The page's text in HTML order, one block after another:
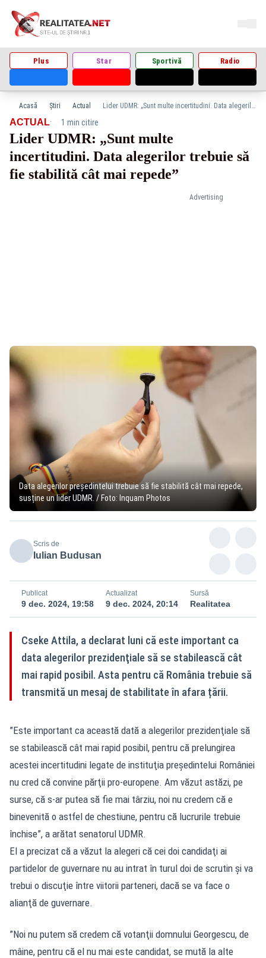
Plus Star Sportivă Radio
Acasă Știri Actual Lider UDMR: „Sunt multe incertitudini. Data alegerilor trebuie să fie stabilită cât mai repede”
Advertising
ACTUAL· 1 min citire
Lider UDMR: „Sunt multe
incertitudini. Data alegerilor trebuie să
fie stabilită cât mai repede”
Data alegerilor președintelui trebuie să fie stabilită cât mai repede,
susține un lider UDMR. / Foto: Inquam Photos
Scris de
Iulian Budusan
Publicat
9 dec. 2024, 19:58
Actualizat
9 dec. 2024, 20:14
Sursă
Realitatea
Cseke Attila, a declarat luni că este important ca
data alegerilor prezidenţiale să se stabilească cât
mai rapid posibil. Asta pentru că România trebuie să
transmită un mesaj de stabilitate în afara țării.
”Este important ca această dată a alegerilor prezidenţiale să
se stabilească cât mai rapid posibil, pentru că prelungirea
acestei incertitudini legate de instituţia preşedintelui României
nu cred că convine părţii pro-europene. Am văzut astăzi, pe
surse, că s-ar putea să fie mai târziu, noi nu credem că e
binevenită o astfel de chestiune, pentru că lucrurile trebuie
închise”, a arătat senatorul UDMR.
El a precizat că a văzut la alegeri că cei doi candidaţi ai
partidelor de guvernare nu au intrat în turul doi de scrutin şi va
trebui o discuţie între viitorii parteneri, dacă se va face o
alianţă de guvernare.
”Noi nu putem să credem că votanţii domnului Georgescu, de
mâine, pentru că el nu mai este candidat, se mută la alte